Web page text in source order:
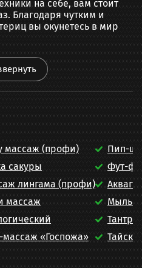
на себе, вам стоит
Благодаря чутким и
вы окунетесь в мир
массаж (профи)
сакуры
лингама (профи)
массаж
«Госпожа»
Пип-
Фут-
Тантра